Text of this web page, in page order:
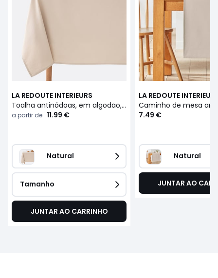
LA REDOUTE INTERIEURS
Toalha antinódoas, em algodão, SCENARIO
a partir de 11.99 €
Natural
Tamanho
JUNTAR AO CARRINHO
LA REDOUTE
7.49 €
Natural
JUNTAR AO